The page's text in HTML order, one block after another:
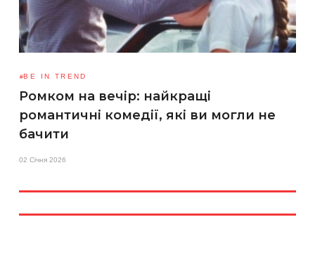
BE IN TREND
Ромком на вечір: найкращі
романтичні комедії, які ви могли не
бачити
02 Січня 2026